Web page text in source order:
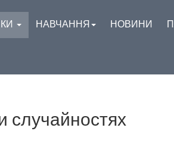
НАВЧАННЯ НОВИНИ